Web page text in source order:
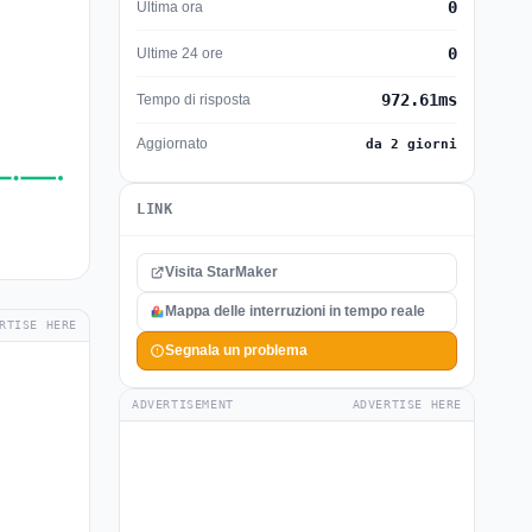
HERE
Ultima ora 0
Ultime 24 ore 0
Tempo di risposta 972.61ms
Aggiornato da 2 giorni
LINK
Visita StarMaker
Mappa delle interruzioni in tempo reale
Segnala un problema
ADVERTISEMENT ADVERTISE HERE